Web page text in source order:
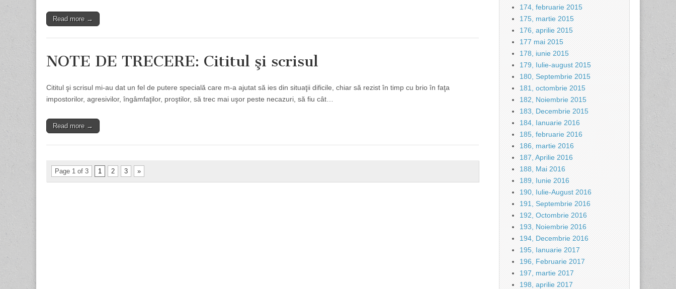
Read more →
NOTE DE TRECERE: Cititul şi scrisul
Cititul şi scrisul mi-au dat un fel de putere specială care m-a ajutat să ies din situaţii dificile, chiar să rezist în timp cu brio în faţa
impostorilor, agresivilor, îngâmfaţilor, proştilor, să trec mai uşor peste necazuri, să fiu cât…
Read more →
Page 1 of 3 1 2 3 »
174, februarie 2015
175, martie 2015
176, aprilie 2015
177 mai 2015
178, iunie 2015
179, Iulie-august 2015
180, Septembrie 2015
181, octombrie 2015
182, Noiembrie 2015
183, Decembrie 2015
184, Ianuarie 2016
185, februarie 2016
186, martie 2016
187, Aprilie 2016
188, Mai 2016
189, Iunie 2016
190, Iulie-August 2016
191, Septembrie 2016
192, Octombrie 2016
193, Noiembrie 2016
194, Decembrie 2016
195, Ianuarie 2017
196, Februarie 2017
197, martie 2017
198, aprilie 2017